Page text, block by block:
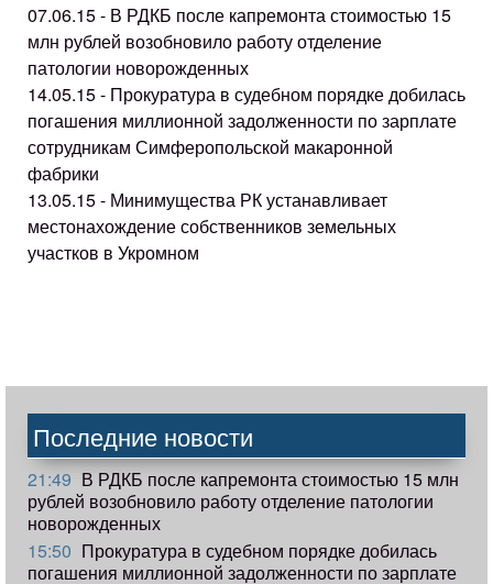
07.06.15 - В РДКБ после капремонта стоимостью 15
млн рублей возобновило работу отделение
патологии новорожденных
14.05.15 - Прокуратура в судебном порядке добилась
погашения миллионной задолженности по зарплате
сотрудникам Симферопольской макаронной
фабрики
13.05.15 - Минимущества РК устанавливает
местонахождение собственников земельных
участков в Укромном
Последние новости
21:49 В РДКБ после капремонта стоимостью 15 млн
рублей возобновило работу отделение патологии
новорожденных
15:50 Прокуратура в судебном порядке добилась
погашения миллионной задолженности по зарплате